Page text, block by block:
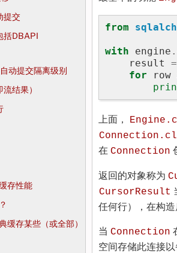
提交
括DBAPI
动提交隔离级别
结果）
存性能
缓存某些（或全部）
from
with engine .
result
=
for
row
上面，
在 Connection
返回的对象称为
CursorResult
任何行），在构造
当 Connection
空间存储此连接